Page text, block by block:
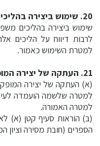
20. שימוש ביצירה בהליכים משפטיים או מינהליים
שימוש ביצירה בהליכים
לרבות דיווח על הליכים
למטרת השימוש כאמור.
21. העתקה של יצירה המופקדת לעיון הציבור
(א) העתקה של יצירה
למטרה שלשמה הועמדה
למטרה האמורה.
(ב) הוראות סעיף קטן (א) לא
הספרים (חובת מסירה וציון